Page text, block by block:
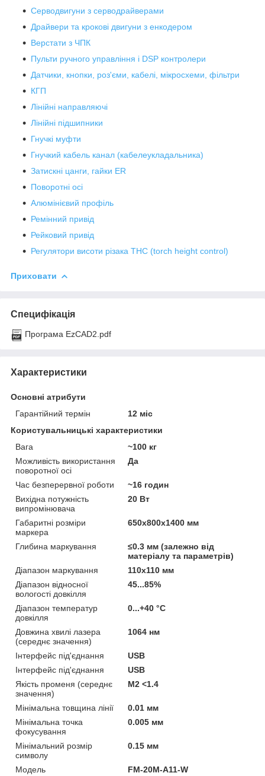
Серводвигуни з серводрайверами
Драйвери та крокові двигуни з енкодером
Верстати з ЧПК
Пульти ручного управління і DSP контролери
Датчики, кнопки, роз'єми, кабелі, мікросхеми, фільтри
КГП
Лінійні направляючі
Лінійні підшипники
Гнучкі муфти
Гнучкий кабель канал (кабелеукладальника)
Затискні цанги, гайки ER
Поворотні осі
Алюмінієвий профіль
Ремінний привід
Рейковий привід
Регулятори висоти різака THC (torch height control)
Приховати
Специфікація
Програма EzCAD2.pdf
Характеристики
Основні атрибути
Гарантійний термін
12 міс
Користувальницькі характеристики
Вага
~100 кг
Можливість використання
поворотної осі
Да
Час безперервної роботи
~16 годин
Вихідна потужність
випромінювача
20 Вт
Габаритні розміри
маркера
650х800х1400 мм
Глибина маркування
≤0.3 мм (залежно від
матеріалу та параметрів)
Діапазон маркування
110х110 мм
Діапазон відносної
вологості довкілля
45...85%
Діапазон температур
довкілля
0...+40 °С
Довжина хвилі лазера
(середнє значення)
1064 нм
Інтерфейс під'єднання
USB
Інтерфейс під'єднання
USB
Якість променя (середнє
значення)
М2 <1.4
Мінімальна товщина лінії
0.01 мм
Мінімальна точка
фокусування
0.005 мм
Мінімальний розмір
символу
0.15 мм
Мoдель
FM-20M-A11-W